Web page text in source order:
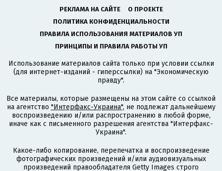
РЕКЛАМА НА САЙТЕ
О ПРОЕКТЕ
ПОЛИТИКА КОНФИДЕНЦИАЛЬНОСТИ
ПРАВИЛА ИСПОЛЬЗОВАНИЯ МАТЕРИАЛОВ УП
ПРИНЦИПЫ И ПРАВИЛА РАБОТЫ УП
Использование материалов сайта только при условии ссылки
(для интернет-изданий - гиперссылки) на "Экономическую
правду".
Все материалы, которые размещены на этом сайте со ссылкой
на агентство "Интерфакс-Украина", не подлежат дальнейшему
воспроизведению и/или распространению в любой форме,
иначе как с письменного разрешения агентства "Интерфакс-
Украина".
Какое-либо копирование, перепечатка и воспроизведение
фотографических произведений и/или аудиовизуальных
произведений правообладателя Getty Images строго